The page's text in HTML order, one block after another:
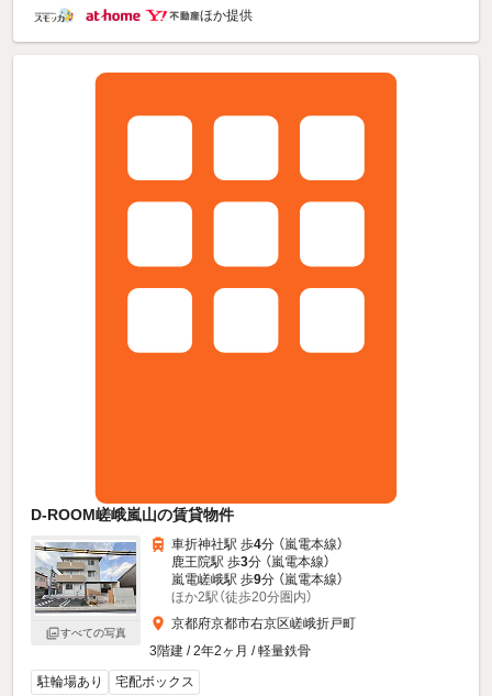
ほか提供
D-ROOM嵯峨嵐山の賃貸物件
すべての写真
車折神社駅 歩4分 （嵐電本線）
鹿王院駅 歩3分 （嵐電本線）
嵐電嵯峨駅 歩9分 （嵐電本線）
ほか2駅（徒歩20分圏内）
京都府京都市右京区嵯峨折戸町
3階建 / 2年2ヶ月 / 軽量鉄骨
駐輪場あり
宅配ボックス